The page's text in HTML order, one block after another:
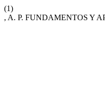
(1)
, A. P. FUNDAMENTOS Y